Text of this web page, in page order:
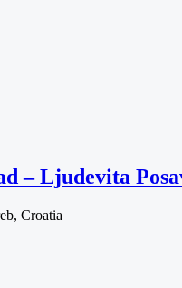
– Ljudevita
Croatia